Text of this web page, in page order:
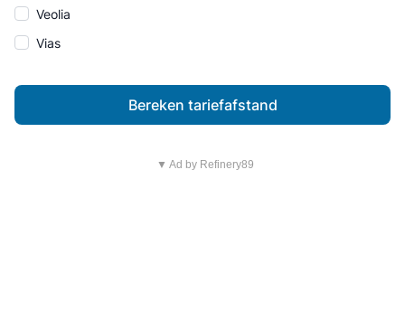
Veolia
Vias
Bereken tariefafstand
▼ Ad by Refinery89